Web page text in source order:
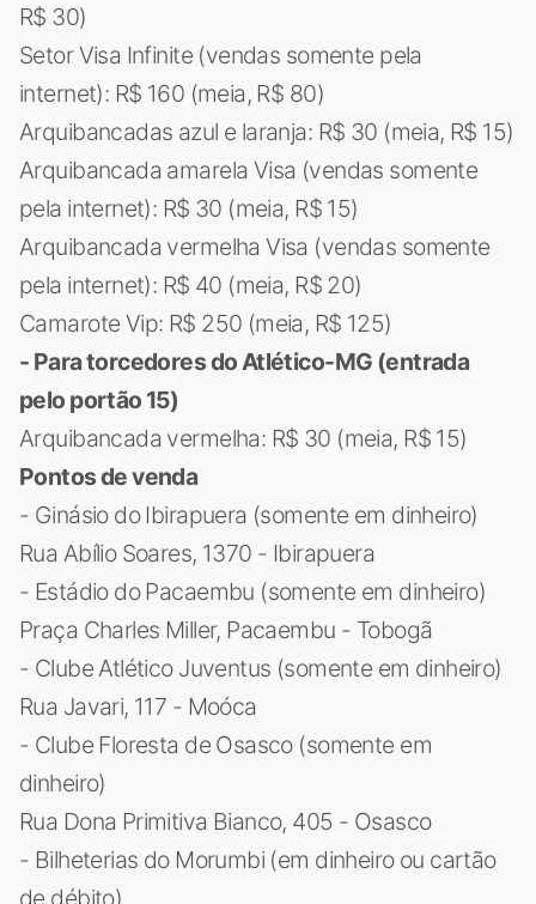
R$ 30)
Setor Visa Infinite (vendas somente pela
internet): R$ 160 (meia, R$ 80)
Arquibancadas azul e laranja: R$ 30 (meia, R$ 15)
Arquibancada amarela Visa (vendas somente
pela internet): R$ 30 (meia, R$ 15)
Arquibancada vermelha Visa (vendas somente
pela internet): R$ 40 (meia, R$ 20)
Camarote Vip: R$ 250 (meia, R$ 125)
- Para torcedores do Atlético-MG (entrada
pelo portão 15)
Arquibancada vermelha: R$ 30 (meia, R$ 15)
Pontos de venda
- Ginásio do Ibirapuera (somente em dinheiro)
Rua Abílio Soares, 1370 - Ibirapuera
- Estádio do Pacaembu (somente em dinheiro)
Praça Charles Miller, Pacaembu - Tobogã
- Clube Atlético Juventus (somente em dinheiro)
Rua Javari, 117 - Moóca
- Clube Floresta de Osasco (somente em
dinheiro)
Rua Dona Primitiva Bianco, 405 - Osasco
- Bilheterias do Morumbi (em dinheiro ou cartão
de débito)